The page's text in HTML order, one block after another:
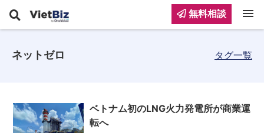
ネットゼロ タグ一覧
ベトナム初のLNG火力発電所が商業運
転へ
無料相談 menu